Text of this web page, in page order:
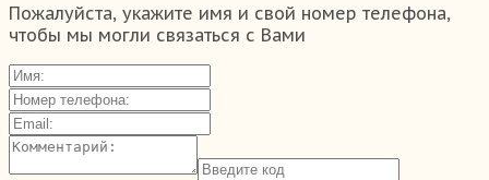
Пожалуйста, укажите имя и свой номер телефона,
чтобы мы могли связаться с Вами